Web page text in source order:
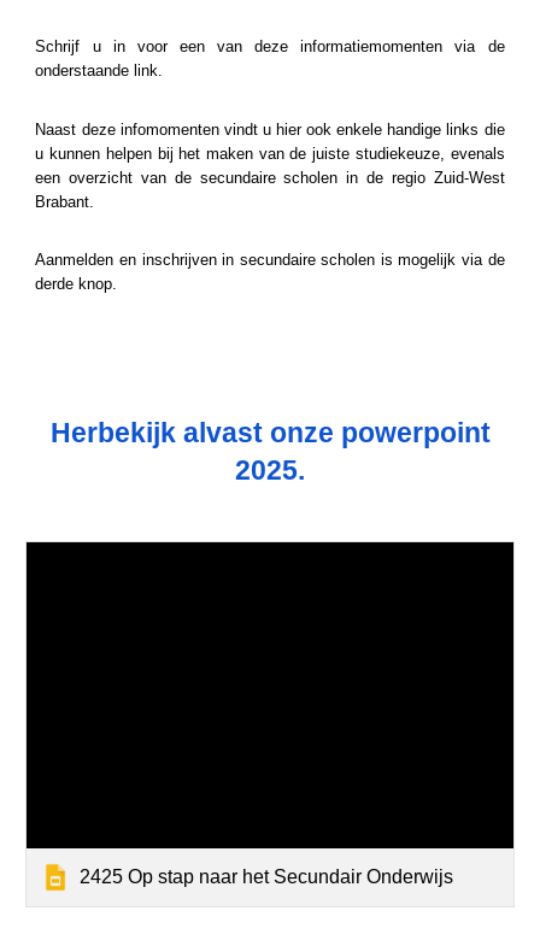
Schrijf u in voor een van deze informatiemomenten via de
onderstaande link.
Naast deze infomomenten vindt u hier ook enkele handige links die
u kunnen helpen bij het maken van de juiste studiekeuze, evenals
een overzicht van de secundaire scholen in de regio Zuid-West
Brabant.
Aanmelden en inschrijven in secundaire scholen is mogelijk via de
derde knop.
Herbekijk alvast onze powerpoint
2025.
2425 Op stap naar het Secundair Onderwijs